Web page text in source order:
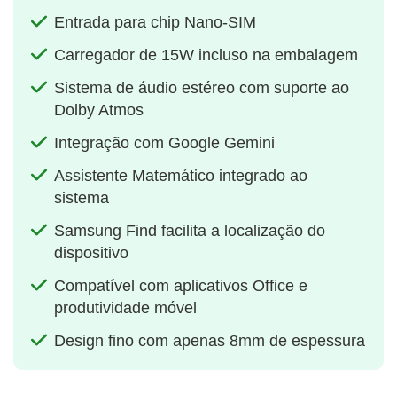
Entrada para chip Nano-SIM
Carregador de 15W incluso na embalagem
Sistema de áudio estéreo com suporte ao
Dolby Atmos
Integração com Google Gemini
Assistente Matemático integrado ao
sistema
Samsung Find facilita a localização do
dispositivo
Compatível com aplicativos Office e
produtividade móvel
Design fino com apenas 8mm de espessura